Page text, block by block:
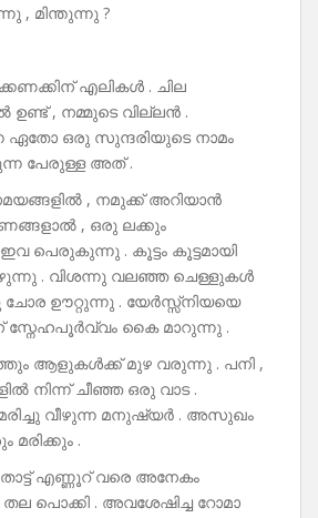
, മിന്തുന്നു ?
എലികൾ . ചില
ഉണ്ട് , നമ്മുടെ വില്ലൻ .
ഏതോ ഒരു സുന്ദരിയുടെ നാമം
പേരുള്ള അത് .
, നമുക്ക് അറിയാൻ
, ഒരു ലക്കും
പെരുകുന്നു . കൂട്ടം കൂട്ടമായി
. വിശന്നു വലഞ്ഞ ചെള്ളുകൾ
ചോര ഊറ്റുന്നു . യേർസ്സ്‌നിയയെ
കൈ മാറുന്നു .
ആളുകൾക്ക് മുഴ വരുന്നു . പനി ,
നിന്ന് ചീഞ്ഞ ഒരു വാട .
വീഴുന്ന മനുഷ്യർ . അസുഖം
മരിക്കും .
എണ്ണൂറ് വരെ അനേകം
പൊക്കി . അവശേഷിച്ച റോമാ